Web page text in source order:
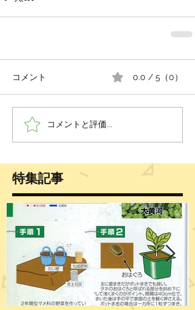
コメント 0.0 / 5（0）
コメントと評価...
特集記事